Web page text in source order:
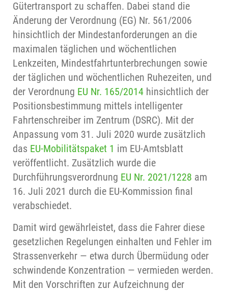
Gütertransport zu schaffen. Dabei stand die
Änderung der Verordnung (EG) Nr. 561/2006
hinsichtlich der Mindestanforderungen an die
maximalen täglichen und wöchentlichen
Lenkzeiten, Mindestfahrtunterbrechungen sowie
der täglichen und wöchentlichen Ruhezeiten, und
der Verordnung EU Nr. 165/2014 hinsichtlich der
Positionsbestimmung mittels intelligenter
Fahrtenschreiber im Zentrum (DSRC). Mit der
Anpassung vom 31. Juli 2020 wurde zusätzlich
das EU-Mobilitätspaket 1 im EU-Amtsblatt
veröffentlicht. Zusätzlich wurde die
Durchführungsverordnung EU Nr. 2021/1228 am
16. Juli 2021 durch die EU-Kommission final
verabschiedet.
Damit wird gewährleistet, dass die Fahrer diese
gesetzlichen Regelungen einhalten und Fehler im
Strassenverkehr — etwa durch Übermüdung oder
schwindende Konzentration — vermieden werden.
Mit den Vorschriften zur Aufzeichnung der